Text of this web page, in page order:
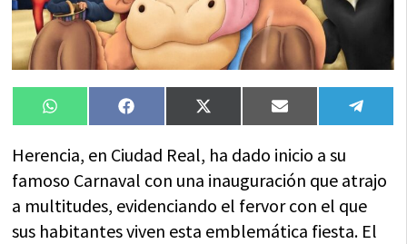
Compartir
en
WhatsAppCompartir
en
FacebookCompartir
en
X
(Twitter)
Compartir
en
Email
en
Herencia, en Ciudad Real, ha dado inicio a su
famoso Carnaval con una inauguración que atrajo
a multitudes, evidenciando el fervor con el que
sus habitantes viven esta emblemática fiesta. El